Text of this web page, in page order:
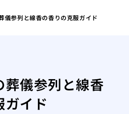
儀参列と線香の香りの克服ガイド
葬儀参列と線香
ガイド